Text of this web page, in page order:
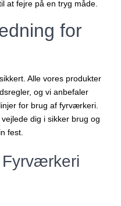
at fejre på en tryg måde.
for
Alle vores produkter
og vi anbefaler
for brug af fyrværkeri.
dig i sikker brug og
fest.
Fyrværkeri